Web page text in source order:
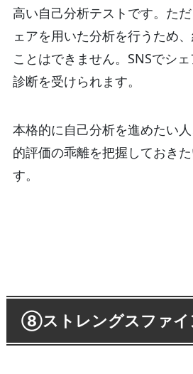
高い自己分析テストです。た
ェアを用いた分析を行うため
ことはできません。SNSでシ
診断を受けられます。
本格的に自己分析を進めたい
的評価の乖離を把握しておき
す。
⑧ストレングスファイ